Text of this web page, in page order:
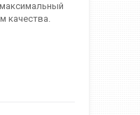
максимальный
качества.